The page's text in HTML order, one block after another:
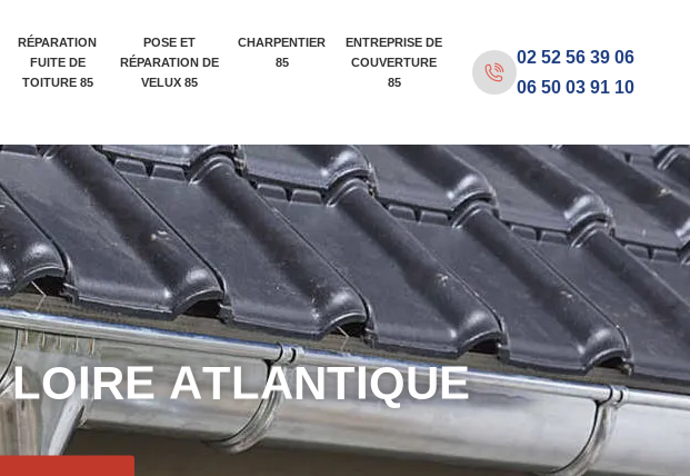
RÉPARATION
FUITE DE
TOITURE 85
POSE ET
RÉPARATION DE
VELUX 85
CHARPENTIER
85
ENTREPRISE DE
COUVERTURE
85
02 52 56 39 06
06 50 03 91 10
LOIRE ATLANTIQUE